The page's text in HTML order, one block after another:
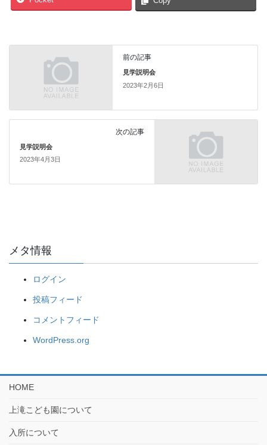
前の記事
見学説明会
2023年2月6日
次の記事
見学説明会
2023年4月3日
メタ情報
ログイン
投稿フィード
コメントフィード
WordPress.org
HOME
上滝こども園について
入所について